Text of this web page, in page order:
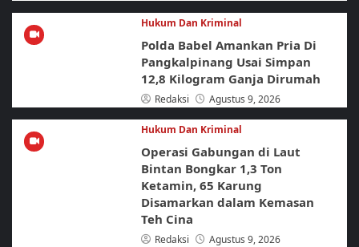
Hukum Dan Kriminal
Polda Babel Amankan Pria Di
Pangkalpinang Usai Simpan
12,8 Kilogram Ganja Dirumah
Redaksi Agustus 9, 2026
Hukum Dan Kriminal
Operasi Gabungan di Laut
Bintan Bongkar 1,3 Ton
Ketamin, 65 Karung
Disamarkan dalam Kemasan
Teh Cina
Redaksi Agustus 9, 2026